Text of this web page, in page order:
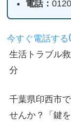
電話：
今すぐ電話する
生活トラブル
分
千葉県印西市
せんか？「鍵